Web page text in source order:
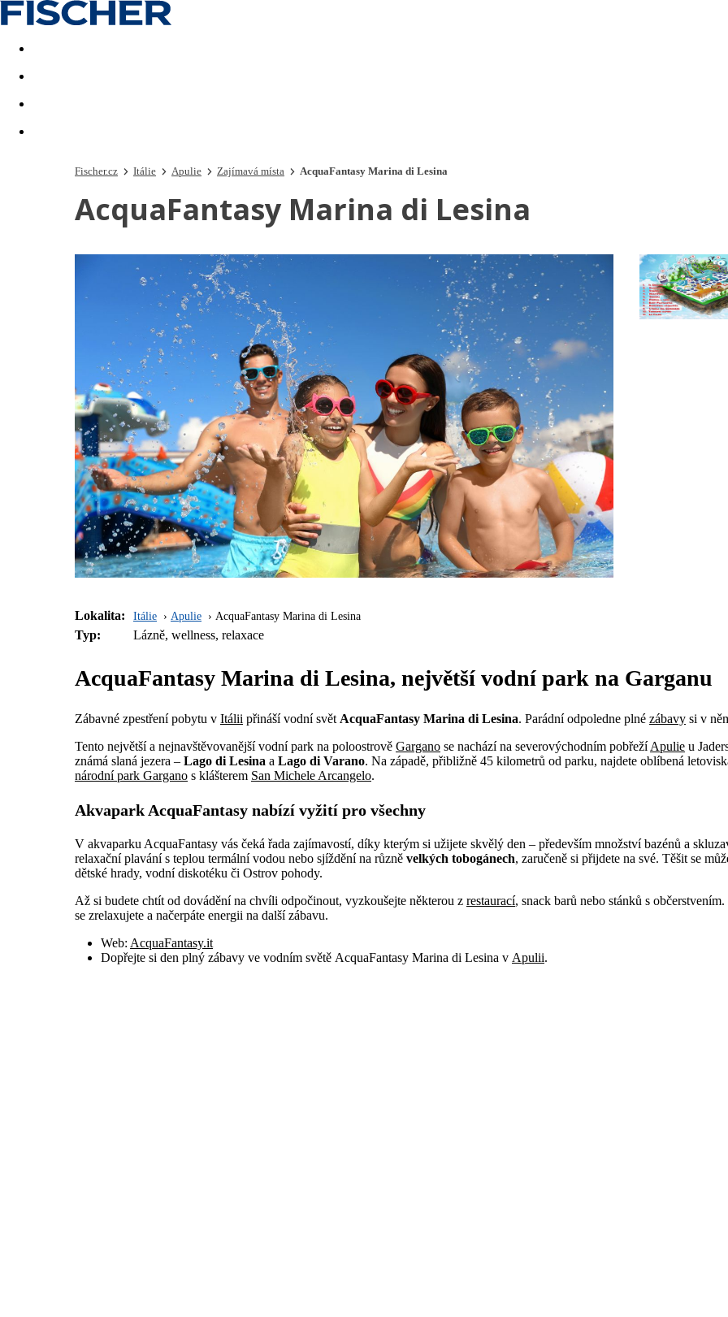
Akční nabídky Last minute
Fischer.cz Itálie Apulie Zajímavá místa AcquaFantasy Marina di Lesina
AcquaFantasy Marina di Lesina
Lokalita: Itálie Apulie AcquaFantasy Marina di Lesina
Typ: Lázně, wellness, relaxace
AcquaFantasy Marina di Lesina, největší vodní park na Garganu
Zábavné zpestření pobytu v Itálii přináší vodní svět AcquaFantasy Marina di Lesina. Parádní odpoledne plné zábavy si v
Tento největší a nejnavštěvovanější vodní park na poloostrově Gargano se nachází na severovýchodním pobřežíApulie u
známá slaná jezera – Lago di Lesina a Lago di Varano. Na západě, přibližně 45 kilometrů od parku, najdete oblíbená
národní park Gargano s klášterem San Michele Arcangelo.
Akvapark AcquaFantasy nabízí vyžití pro všechny
V akvaparku AcquaFantasy vás čeká řada zajímavostí, díky kterým si užijete skvělý den – především množství bazénů a
relaxační plavání s teplou termální vodou nebo sjíždění na různě velkých tobogánech, zaručeně si přijdete na své. Těšit se
dětské hrady, vodní diskotéku či Ostrov pohody.
Až si budete chtít od dovádění na chvíli odpočinout, vyzkoušejte některou z restaurací, snack barů nebo stánků s
se zrelaxujete a načerpáte energii na další zábavu.
Web: AcquaFantasy.it
Dopřejte si den plný zábavy ve vodním světě AcquaFantasy Marina di Lesina v Apulii.